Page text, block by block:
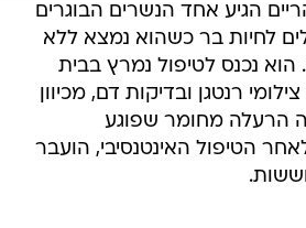
הגיע אחד הנשרים הבוגרים
לחיות בר כשהוא נמצא ללא
נכנס לטיפול נמרץ בבית
רנטגן ובדיקות דם, מכיוון
הרעלה מחומר שפוגע
הטיפול האינטנסיבי, הועבר